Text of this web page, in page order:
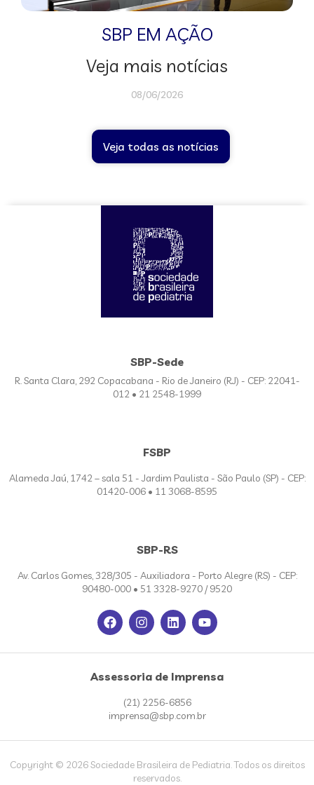
SBP EM AÇÃO
Veja mais notícias
08/06/2026
Veja todas as notícias
SBP-Sede
R. Santa Clara, 292 Copacabana - Rio de Janeiro (RJ) - CEP: 22041-
012 • 21 2548-1999
FSBP
Alameda Jaú, 1742 – sala 51 - Jardim Paulista - São Paulo (SP) - CEP:
01420-006 • 11 3068-8595
SBP-RS
Av. Carlos Gomes, 328/305 - Auxiliadora - Porto Alegre (RS) - CEP:
90480-000 • 51 3328-9270 / 9520
Assessoria de Imprensa
(21) 2256-6856
imprensa@sbp.com.br
Copyright © 2026 Sociedade Brasileira de Pediatria. Todos os direitos
reservados.